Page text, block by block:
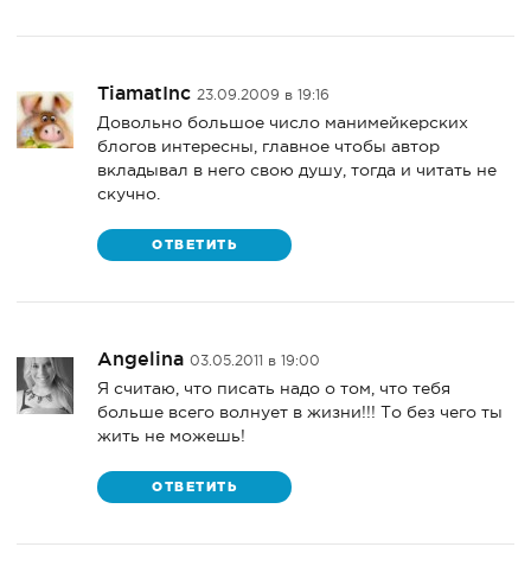
TiamatInc 23.09.2009 в 19:16
Довольно большое число манимейкерских
блогов интересны, главное чтобы автор
вкладывал в него свою душу, тогда и читать не
скучно.
ОТВЕТИТЬ
Angelina03.05.2011 в 19:00
Я считаю, что писать надо о том, что тебя
больше всего волнует в жизни!!! То без чего ты
жить не можешь!
ОТВЕТИТЬ